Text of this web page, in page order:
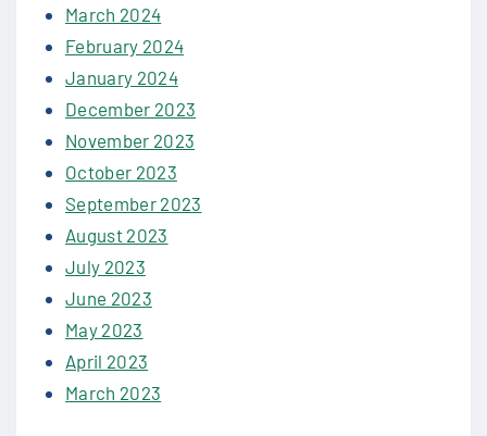
March 2024
February 2024
January 2024
December 2023
November 2023
October 2023
September 2023
August 2023
July 2023
June 2023
May 2023
April 2023
March 2023